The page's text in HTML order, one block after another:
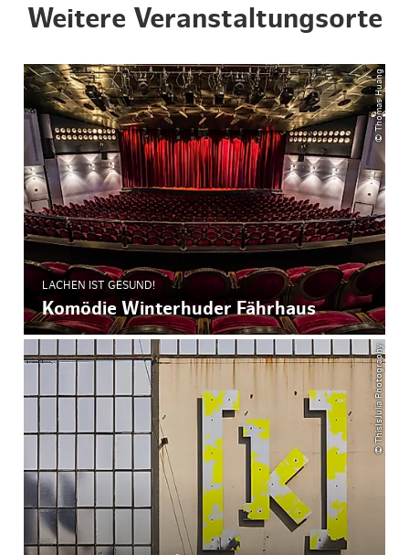
Weitere Veranstaltungsorte
© Thomas Huang
LACHEN IST GESUND!
Komödie Winterhuder Fährhaus
© ThisIsJulia Photography